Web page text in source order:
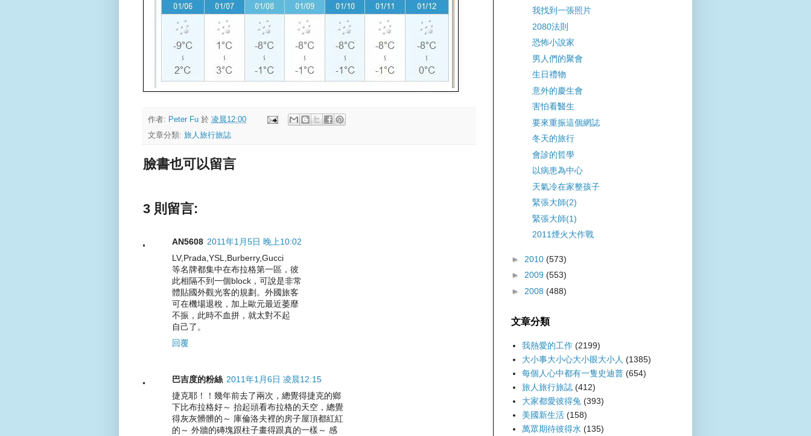
作者: Peter Fu 於 凌晨12:00
文章分類: 旅人旅行旅誌
臉書也可以留言
3 則留言:
AN5608 2011年1月5日 晚上10:02
LV,Prada,YSL,Burberry,Gucci
等名牌都集中在布拉格第一區，彼
此相隔不到一個block，可說是非常
體貼國外觀光客的規劃。外國旅客
可在機場退稅，加上歐元最近萎靡
不振，此時不血拼，就太對不起
自己了。
回覆
巴吉度的粉絲 2011年1月6日 凌晨12:15
捷克耶！！幾年前去了兩次，總覺得捷克的鄉
下比布拉格好～ 抬起頭看布拉格的天空，總覺
得灰灰髒髒的～ 庫倫洛夫裡的房子屋頂都紅紅
的～ 外牆的磚塊跟柱子畫得跟真的一樣～ 感
我找到一張照片
2080法則
恐怖小說家
男人們的聚會
生日禮物
意外的慶生會
害怕看醫生
要來重振這個網誌
冬天的旅行
會診的哲學
以病患為中心
天氣冷在家整孩子
緊張大師(2)
緊張大師(1)
2011煙火大作戰
► 2010 (573)
► 2009 (553)
► 2008 (488)
文章分類
我熱愛的工作 (2199)
大小事大小心大小眼大小人 (1385)
每個人心中都有一隻史迪普 (654)
旅人旅行旅誌 (412)
大家都愛彼得兔 (393)
美國新生活 (158)
萬眾期待彼得水 (135)